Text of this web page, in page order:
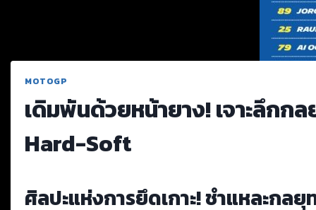
MOTOGP
เดิมพันด้วยหน้ายาง! เจาะลึกก
Hard-Soft
ศิลปะแห่งการยึดเกาะ! ชำแหละกล